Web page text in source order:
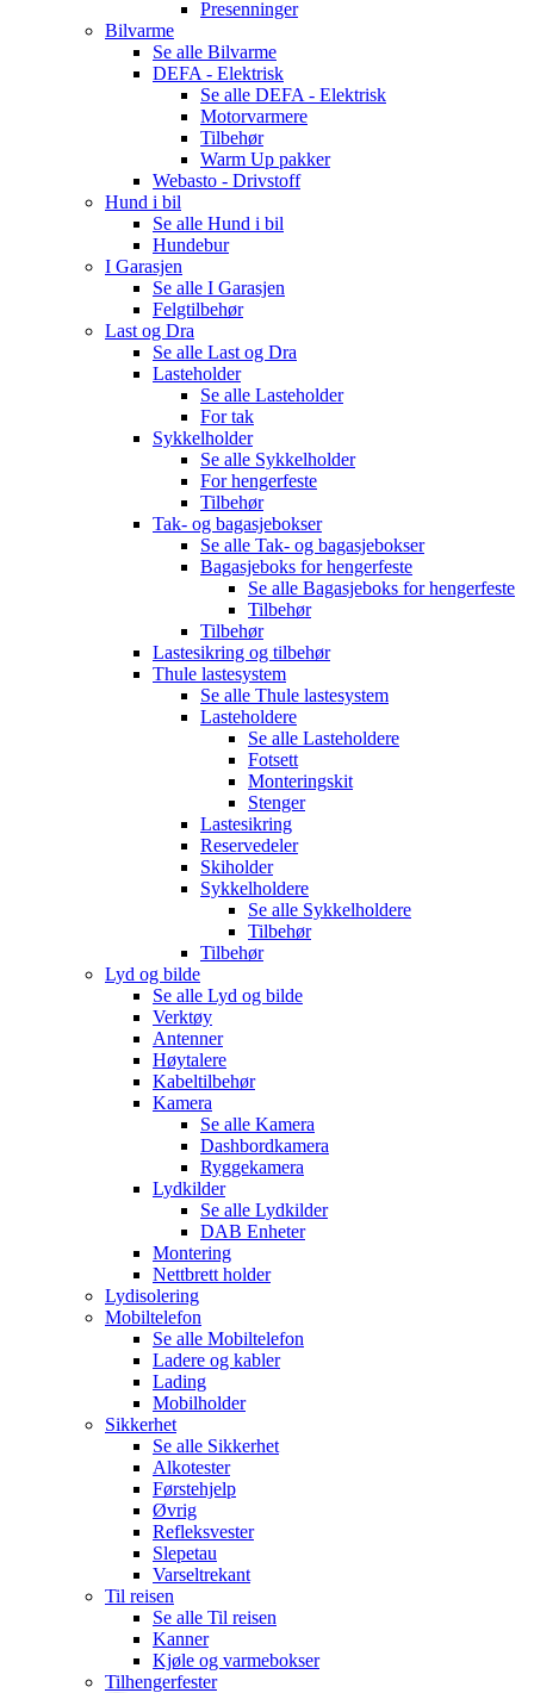
Presenninger
Bilvarme
Se alle Bilvarme
DEFA - Elektrisk
Se alle DEFA - Elektrisk
Motorvarmere
Tilbehør
Warm Up pakker
Webasto - Drivstoff
Hund i bil
Se alle Hund i bil
Hundebur
I Garasjen
Se alle I Garasjen
Felgtilbehør
Last og Dra
Se alle Last og Dra
Lasteholder
Se alle Lasteholder
For tak
Sykkelholder
Se alle Sykkelholder
For hengerfeste
Tilbehør
Tak- og bagasjebokser
Se alle Tak- og bagasjebokser
Bagasjeboks for hengerfeste
Se alle Bagasjeboks for hengerfeste
Tilbehør
Tilbehør
Lastesikring og tilbehør
Thule lastesystem
Se alle Thule lastesystem
Lasteholdere
Se alle Lasteholdere
Fotsett
Monteringskit
Stenger
Lastesikring
Reservedeler
Skiholder
Sykkelholdere
Se alle Sykkelholdere
Tilbehør
Tilbehør
Lyd og bilde
Se alle Lyd og bilde
Verktøy
Antenner
Høytalere
Kabeltilbehør
Kamera
Se alle Kamera
Dashbordkamera
Ryggekamera
Lydkilder
Se alle Lydkilder
DAB Enheter
Montering
Nettbrett holder
Lydisolering
Mobiltelefon
Se alle Mobiltelefon
Ladere og kabler
Lading
Mobilholder
Sikkerhet
Se alle Sikkerhet
Alkotester
Førstehjelp
Øvrig
Refleksvester
Slepetau
Varseltrekant
Til reisen
Se alle Til reisen
Kanner
Kjøle og varmebokser
Tilhengerfester